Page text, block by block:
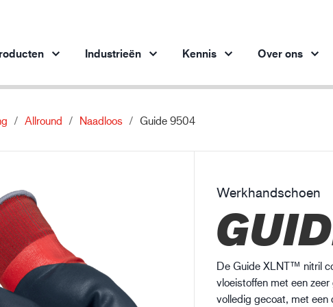
Staalindustrie
Machinebouw
Olie- en gasindustrie
Bouw en constructie
Logistiek
Industrieën
Staalindustrie
Kennis Over ons
Allround Naadloos Guide 9504
Werkhandschoen
De Guide XLNT™ nitril
vloeistoffen met een
volledig gecoat, met